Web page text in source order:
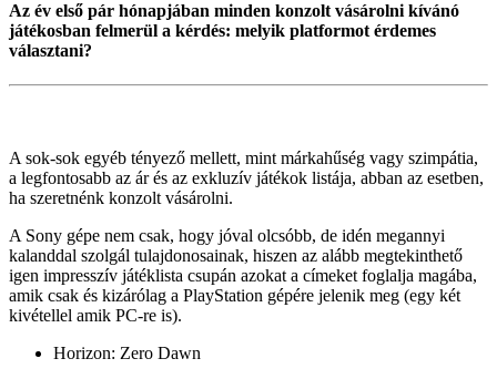
Az év első pár hónapjában minden konzolt vásárolni kívánó
játékosban felmerül a kérdés: melyik platformot érdemes
választani?
A sok-sok egyéb tényező mellett, mint márkahűség vagy szimpátia,
a legfontosabb az ár és az exkluzív játékok listája, abban az esetben,
ha szeretnénk konzolt vásárolni.
A Sony gépe nem csak, hogy jóval olcsóbb, de idén megannyi
kalanddal szolgál tulajdonosainak, hiszen az alább megtekinthető
igen impresszív játéklista csupán azokat a címeket foglalja magába,
amik csak és kizárólag a PlayStation gépére jelenik meg (egy két
kivétellel amik PC-re is).
Horizon: Zero Dawn